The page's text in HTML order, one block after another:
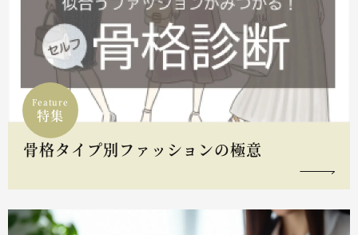
Feature
特集
骨格タイプ別ファッションの極意